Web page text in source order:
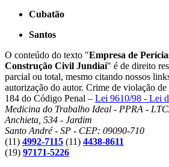
Cubatão
Santos
O conteúdo do texto "Empresa de
Construção Civil Jundiaí" é de direito
parcial ou total, mesmo citando nossos
autorização do autor. Crime de violação
184 do Código Penal – Lei 9610/98 - Lei
Medicina do Trabalho Ideal - PPRA -
Anchieta, 534 - Jardim
Santo André - SP - CEP: 09090-710
(11) 4992-7115 (11) 4438-8611
(19) 97171-5226